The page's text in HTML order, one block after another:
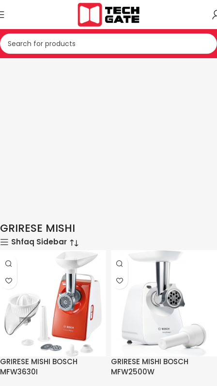
TE VOGLA SHTEPIAKE PAJISJE TE KUZHINES GRIRESE MISHI
GRIRESE MISHI
Shfaq Sidebar
GRIRESE MISHI BOSCH
MFW3630I
GRIRESE MISHI BOSCH
MFW2500W